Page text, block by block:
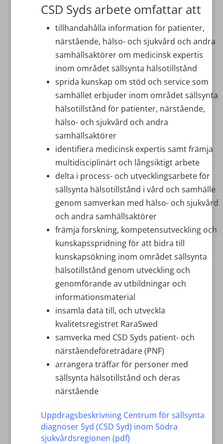
CSD Syds arbete omfattar att
tillhandahålla information för patienter,
närstående, hälso- och sjukvård och andra
samhällsaktörer om medicinsk expertis
inom området sällsynta hälsotillstånd
sprida kunskap om stöd och service som
samhället erbjuder inom området sällsynta
hälsotillstånd för patienter, närstående,
hälso- och sjukvård och andra
samhällsaktörer
identifiera medicinsk expertis samt främja
multidisciplinärt och långsiktigt arbete
delta i process- och utvecklingsarbete för
sällsynta hälsotillstånd i vård och samhälle
genom samverkan med hälso- och sjukvård
och andra samhällsaktörer
främja forskning, kompetensutveckling och
kunskapsspridning för att bidra till
kunskapsökning inom området sällsynta
hälsotillstånd genom utveckling och
genomförande av utbildningar och
informationsmaterial
insamla data till, och utveckla
kvalitetsregistret RaraSwed
samverka med CSD Syds patient- och
närståendeföreträdare (PNF)
arrangera träffar för personer med
sällsynta hälsotillstånd och deras
närstående
Uppdragsbeskrivning Centrum för sällsynta
diagnoser Syd (CSD Syd) inom Södra
sjukvårdsregionen (pdf)